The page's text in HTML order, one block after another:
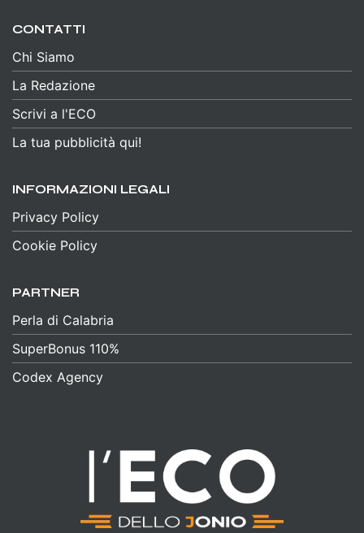
CONTATTI
Chi Siamo
La Redazione
Scrivi a l'ECO
La tua pubblicità qui!
INFORMAZIONI LEGALI
Privacy Policy
Cookie Policy
PARTNER
Perla di Calabria
SuperBonus 110%
Codex Agency